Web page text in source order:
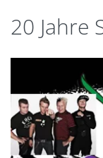
20 Jahre